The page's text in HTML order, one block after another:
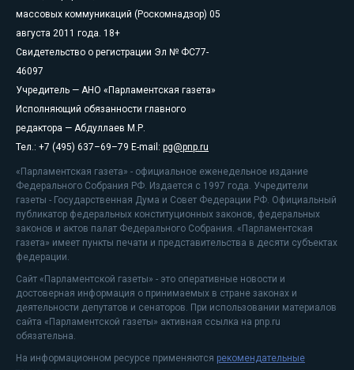
массовых коммуникаций (Роскомнадзор) 05
августа 2011 года. 18+
Свидетельство о регистрации Эл № ФС77-
46097
Учредитель — АНО «Парламентская газета»
Исполняющий обязанности главного
редактора — Абдуллаев М.Р.
Тел.: +7 (495) 637–69–79 E-mail: pg@pnp.ru
«Парламентская газета» - официальное еженедельное издание
Федерального Собрания РФ. Издается с 1997 года. Учредители
газеты - Государственная Дума и Совет Федерации РФ. Официальный
публикатор федеральных конституционных законов, федеральных
законов и актов палат Федерального Собрания. «Парламентская
газета» имеет пункты печати и представительства в десяти субъектах
федерации.
Сайт «Парламентской газеты» - это оперативные новости и
достоверная информация о принимаемых в стране законах и
деятельности депутатов и сенаторов. При использовании материалов
сайта «Парламентской газеты» активная ссылка на pnp.ru
обязательна.
На информационном ресурсе применяются рекомендательные